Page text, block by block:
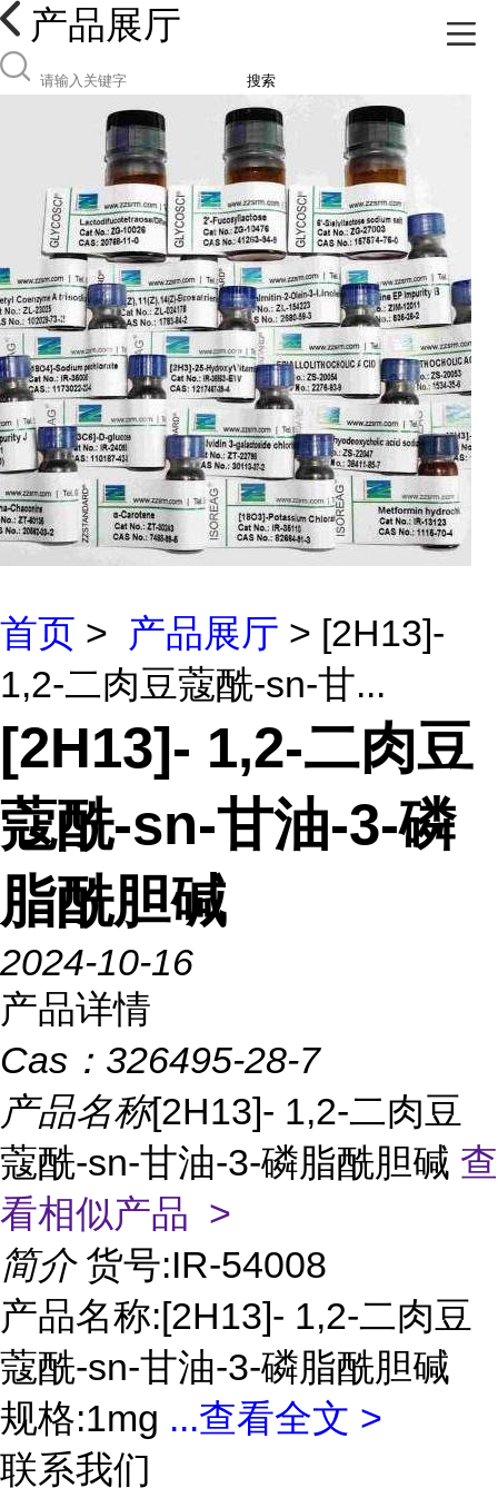
产品展厅
搜索
首页 > 产品展厅 > [2H13]-
1,2-二肉豆蔻酰-sn-甘...
[2H13]- 1,2-二肉豆
蔻酰-sn-甘油-3-磷
脂酰胆碱
2024-10-16
产品详情
Cas： 326495-28-7
产品名称[2H13]- 1,2-二肉豆
蔻酰-sn-甘油-3-磷脂酰胆碱 查
看相似产品 >
简介 货号:IR-54008
产品名称:[2H13]- 1,2-二肉豆
蔻酰-sn-甘油-3-磷脂酰胆碱
规格:1mg ...查看全文 >
联系我们